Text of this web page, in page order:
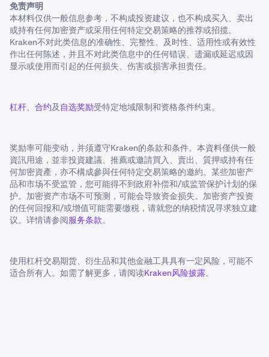
免责声明
本材料仅供一般信息参考，不构成投资建议，也不构成买入、卖出
或持有任何加密资产或采用任何特定交易策略的推荐或招揽。
Kraken不对此类信息的准确性、完整性、及时性、适用性或有效性
作出任何陈述，并且不对此类信息中的任何错误、遗漏或延迟或因
显示或使用而引起的任何损失、伤害或损害承担责任。
杠杆、 合约及 自选奖励受特定地域限制和资格条件约束。
奖励率可能变动，并须遵守Kraken的条款和条件。本資料僅供一般
資訊用途，並非投資建議、推薦或邀請買入、賣出、質押或持有任
何加密資產，亦不構成參與任何特定交易策略的邀約。某些加密产
品和市场不受监管，您可能得不到政府补偿和/或监管保护计划的保
护。加密资产市场不可预测，可能会导致资金损失。加密资产投资
的任何回报和/或增值可能需要缴税，请就您的纳税情况寻求独立建
议。详情请参阅服务条款。
使用杠杆交易期货、衍生品和其他金融工具具有一定风险，可能不
适合所有人。如需了解更多，请阅读Kraken风险披露。